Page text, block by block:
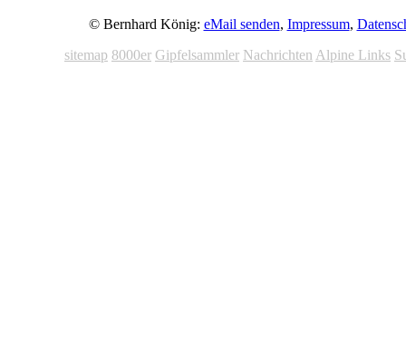
© Bernhard König: eMail senden, Impressum,
sitemap 8000er Gipfelsammler Nachrichten Alpine Links